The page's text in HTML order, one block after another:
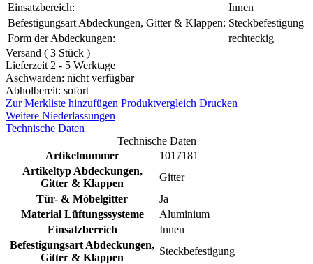
Einsatzbereich:
Innen
Befestigungsart Abdeckungen, Gitter & Klappen: Steckbefestigung
Form der Abdeckungen:
rechteckig
Versand ( 3 Stück )
Lieferzeit 2 - 5 Werktage
Aschwarden: nicht verfügbar
Abholbereit: sofort
Zur Merkliste hinzufügen Produktvergleich Drucken
Weitere Niederlassungen
Technische Daten
Technische Daten
Artikelnummer
1017181
Artikeltyp Abdeckungen,
Gitter & Klappen
Gitter
Tür- & Möbelgitter
Ja
Material Lüftungssysteme
Aluminium
Einsatzbereich
Innen
Befestigungsart Abdeckungen,
Gitter & Klappen
Steckbefestigung